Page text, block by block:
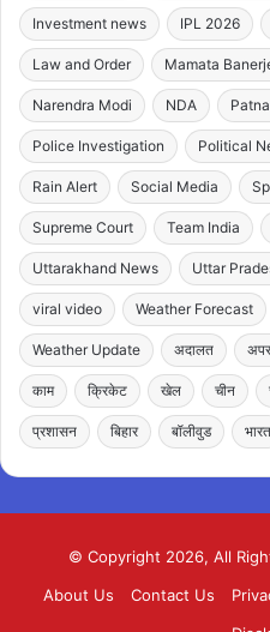
Investment news IPL 2026
Law and Order Mamata
Narendra Modi NDA
Police Investigation Political
Rain Alert Social Media
Supreme Court Team India
Uttarakhand News Uttar
viral video Weather Forecast
Weather Update अदालत
काम क्रिकेट खेल चीन
प्रशासन बिहार बॉलीवुड भारत
© Copyright 2026, All
About Us
Contact Us